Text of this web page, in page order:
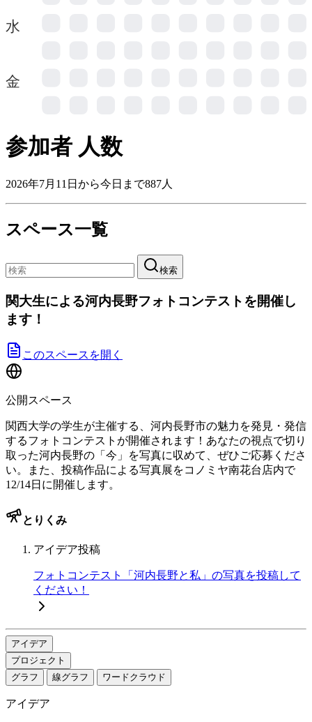
水
金
参加者 人数
2026年7月11日から今日まで887人
スペース一覧
検索
関大生による河内長野フォトコンテストを開催し
ます！
このスペースを開く
公開スペース
関西大学の学生が主催する、河内長野市の魅力を発見・発信
するフォトコンテストが開催されます！あなたの視点で切り
取った河内長野の「今」を写真に収めて、ぜひご応募くださ
い。また、投稿作品による写真展をコノミヤ南花台店内で
12/14日に開催します。
とりくみ
アイデア投稿
フォトコンテスト「河内長野と私」の写真を投稿して
ください！
アイデア
プロジェクト
グラフ
線グラフ ワードクラウド
アイデア